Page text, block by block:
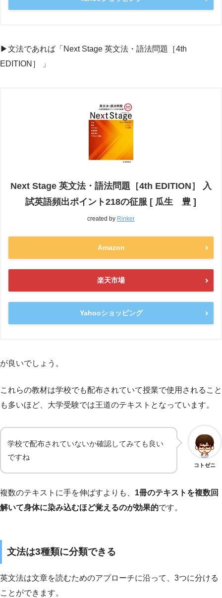
▶︎文法であれば「Next Stage 英文法・語法問題［4th
EDITION］ 」
Next Stage 英文法・語法問題［4th EDITION］ 入
試英語頻出ポイント218の征服 [ 瓜生 豊 ]
created by Rinker
Amazon
楽天市場
Yahooショッピング
が良いでしょう。
これらの教材は学校でも配布されていて授業で使用されること
も多いほど、大学受験では王道のテキストとなっています。
コトゼニ
学校で配布されていないか確認してみても良い
ですね
複数のテキストに手を伸ばすよりも、 1冊のテキストを複数回
解いて身体に染み込むほど覚えるのが効果的です。
文法は3種類に分類できる
英文法は文章を読むためのアプローチに沿って、3つに分ける
ことができます。